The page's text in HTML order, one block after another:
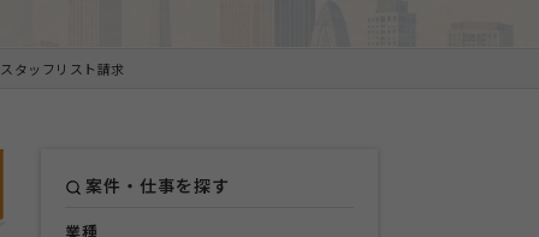
タッフリスト請求
案件・仕事を探す
業種